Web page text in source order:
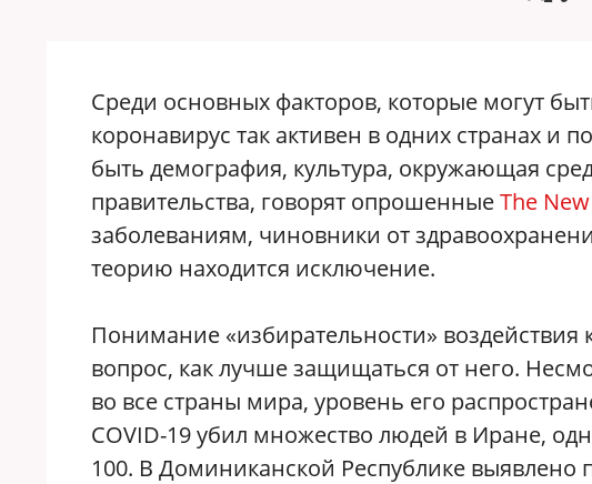
Среди основных факторов, которые могут
коронавирус так активен в одних странах и
быть демография, культура, окружающая
правительства, говорят опрошенныеThe
заболеваниям, чиновники от
теорию находится исключение.
Понимание «избирательности» воздействия
вопрос, как лучше защищаться от него.
во все страны мира, уровень его
COVID-19 убил множество людей в Иране,
100. В Доминиканской Республике выявлено